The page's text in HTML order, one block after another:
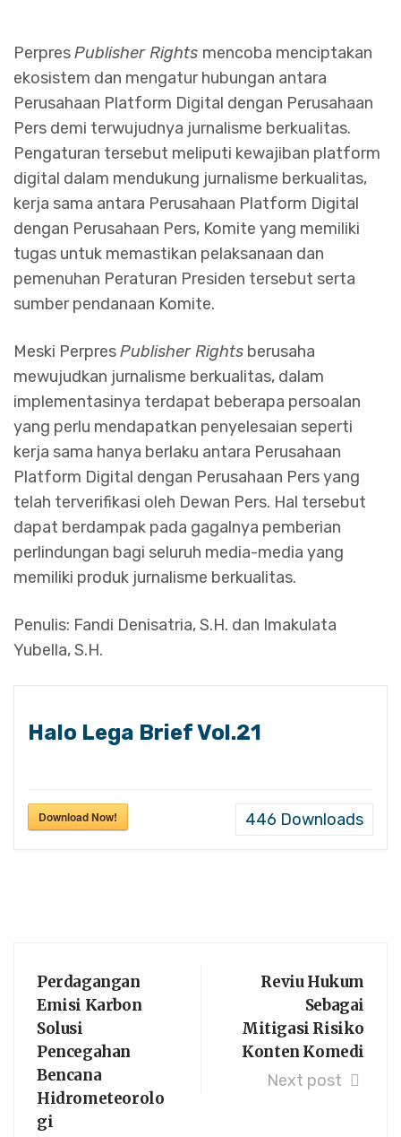
PerpresPublisher Rights mencoba menciptakan
ekosistem dan mengatur hubungan antara
Perusahaan Platform Digital dengan Perusahaan
Pers demi terwujudnya jurnalisme berkualitas.
Pengaturan tersebut meliputi kewajiban platform
digital dalam mendukung jurnalisme berkualitas,
kerja sama antara Perusahaan Platform Digital
dengan Perusahaan Pers, Komite yang memiliki
tugas untuk memastikan pelaksanaan dan
pemenuhan Peraturan Presiden tersebut serta
sumber pendanaan Komite.
Meski PerpresPublisher Rights berusaha
mewujudkan jurnalisme berkualitas, dalam
implementasinya terdapat beberapa persoalan
yang perlu mendapatkan penyelesaian seperti
kerja sama hanya berlaku antara Perusahaan
Platform Digital dengan Perusahaan Pers yang
telah terverifikasi oleh Dewan Pers. Hal tersebut
dapat berdampak pada gagalnya pemberian
perlindungan bagi seluruh media-media yang
memiliki produk jurnalisme berkualitas.
Penulis: Fandi Denisatria, S.H. dan Imakulata
Yubella, S.H.
Halo Lega Brief Vol.21
Download Now! 446 Downloads
Perdagangan
Emisi Karbon
Solusi
Pencegahan
Bencana
Hidrometeorolo
gi
Reviu Hukum
Sebagai
Mitigasi Risiko
Konten Komedi
Next post